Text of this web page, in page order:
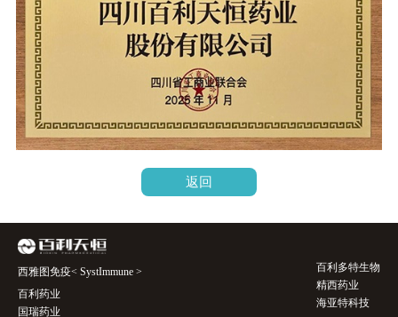
返回
西雅图免疫< SystImmune >
百利药业
国瑞药业
百利多特生物
精西药业
海亚特科技